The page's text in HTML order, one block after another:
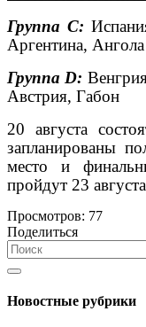
Группа С:
Аргентина, Ангола
Группа D:
Австрия, Габон
20 августа
запланированы
место и
пройдут 23
Просмотров: 77
Поделиться
Новостные рубрики